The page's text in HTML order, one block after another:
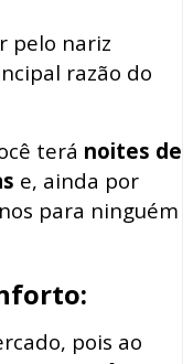
pelo nariz
razão do
terá noites de
e, ainda por
para ninguém
pois ao